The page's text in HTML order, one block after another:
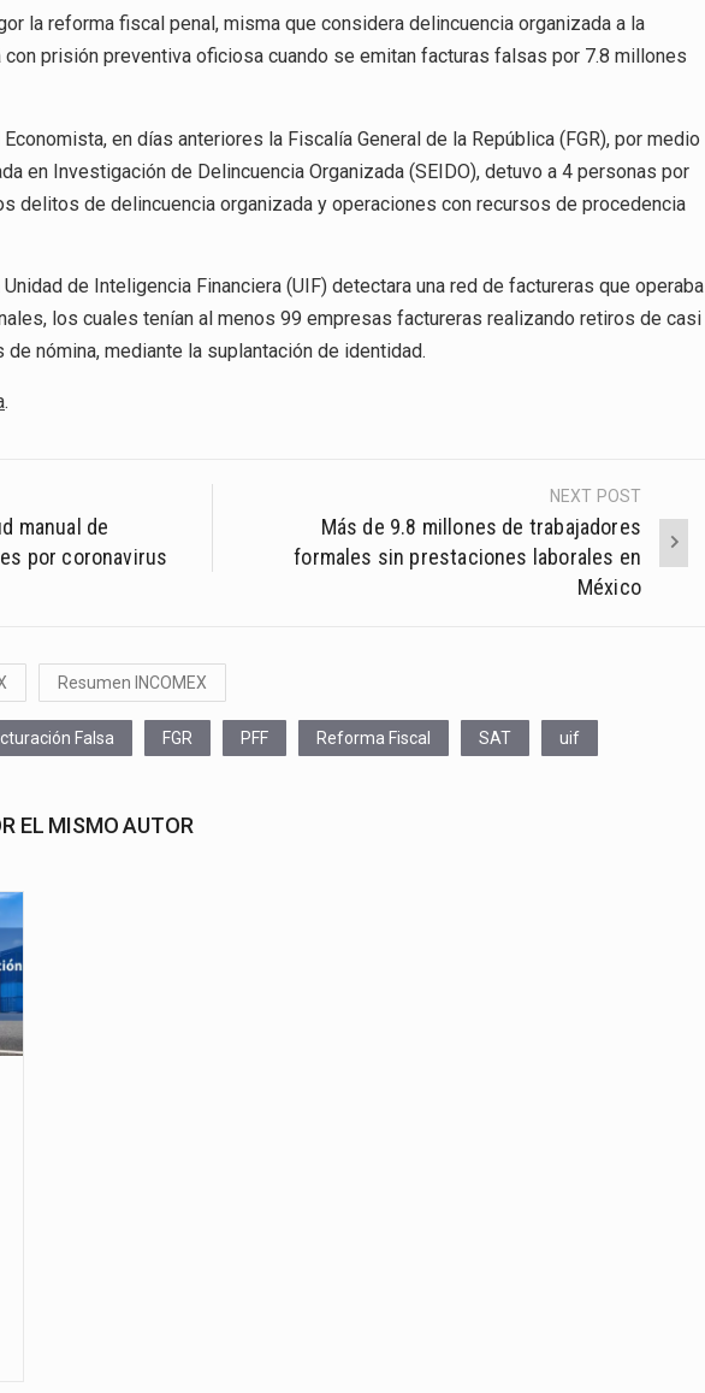
la reforma fiscal penal, misma que considera delincuencia organizada a la
prisión preventiva oficiosa cuando se emitan facturas falsas por 7.8 millones
en días anteriores la Fiscalía General de la República (FGR), por medio
en Investigación de Delincuencia Organizada (SEIDO), detuvo a 4 personas por
delitos de delincuencia organizada y operaciones con recursos de procedencia
de Inteligencia Financiera (UIF) detectara una red de factureras que operaba
los cuales tenían al menos 99 empresas factureras realizando retiros de casi
nómina, mediante la suplantación de identidad.
.
manual de
por coronavirus
NEXT POST
Más de 9.8 millones de trabajadores
formales sin prestaciones laborales en
México
Resumen INCOMEX
Falsa FGR PFF Reforma Fiscal SAT uif
EL MISMO AUTOR